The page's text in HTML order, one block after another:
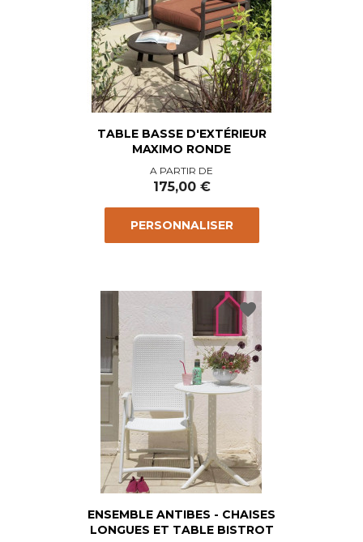
TABLE BASSE D'EXTÉRIEUR
MAXIMO RONDE
Prix
A PARTIR DE
175,00 €
PERSONNALISER
ENSEMBLE ANTIBES - CHAISES
LONGUES ET TABLE BISTROT
favorite